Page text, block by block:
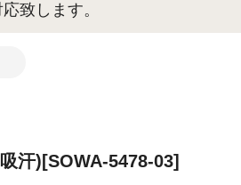
致します。
汗)[SOWA-5478-03]